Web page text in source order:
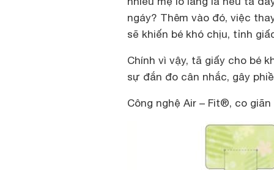
ngáy? Thêm vào đó, việc
sẽ khiến bé khó chịu, tỉnh
Chính vì vậy, tã giấy cho bé
sự đắn đo cân nhắc, gây
Công nghệ Air – Fit®, co